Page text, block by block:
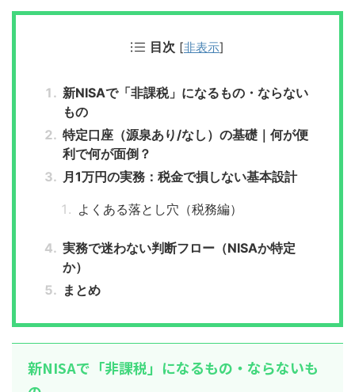
目次 [非表示]
新NISAで「非課税」になるもの・ならない
もの
特定口座（源泉あり/なし）の基礎｜何が便
利で何が面倒？
月1万円の実務：税金で損しない基本設計
よくある落とし穴（税務編）
実務で迷わない判断フロー（NISAか特定
か）
まとめ
新NISAで「非課税」になるもの・ならないも